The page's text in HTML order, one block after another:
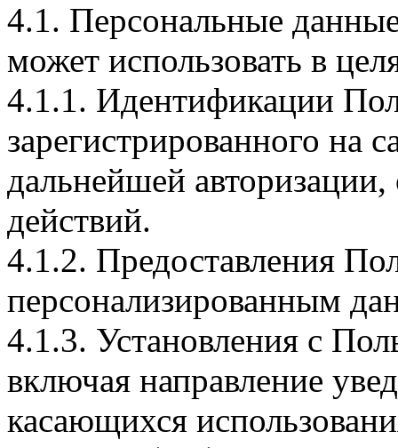
4.1. Персональные
может использовать в
4.1.1. Идентификации
зарегистрированного на
дальнейшей
действий.
4.1.2. Предоставления
персонализированным
4.1.3. Установления с
включая направление
касающихся